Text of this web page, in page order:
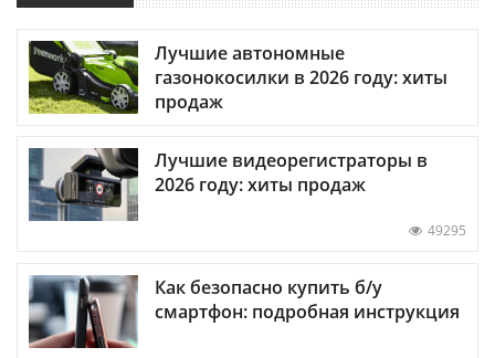
Лучшие автономные
газонокосилки в 2026 году: хиты
продаж
Лучшие видеорегистраторы в
2026 году: хиты продаж
49295
Как безопасно купить б/у
смартфон: подробная инструкция